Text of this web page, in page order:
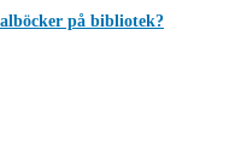
på bibliotek?